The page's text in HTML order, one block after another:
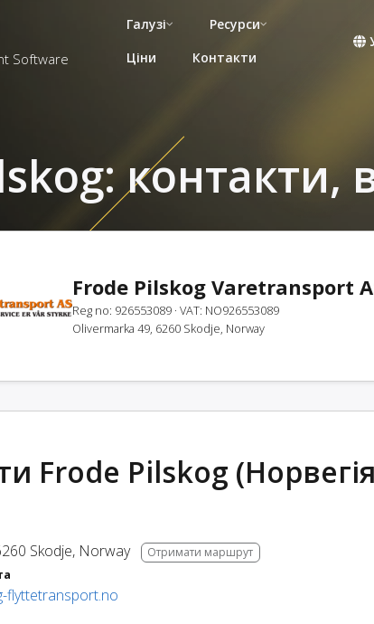
Software
Галузі
Ресурси
Ціни
Контакти
контакти,
Frode Pilskog Varetransport
Reg no: 926553089 · VAT: NO926553089
Olivermarka 49, 6260 Skodje, Norway
Frode Pilskog
Skodje, Norway Отримати маршрут
flyttetransport.no